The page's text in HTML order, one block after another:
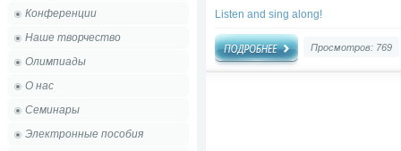
Конференции
Наше творчество
Олимпиады
О нас
Семинары
Электронные пособия
Listen and sing along!
Просмотров: 769